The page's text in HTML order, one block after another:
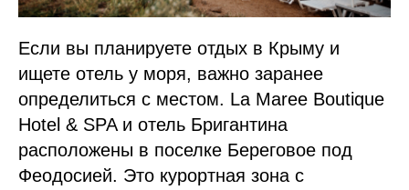
Если вы планируете отдых в Крыму и
ищете отель у моря, важно заранее
определиться с местом. La Maree Boutique
Hotel & SPA и отель Бригантина
расположены в поселке Береговое под
Феодосией. Это курортная зона с